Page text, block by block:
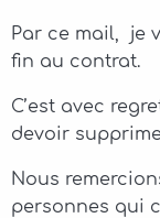
Par ce mail, je
fin au contrat.
C’est avec
devoir
Nous
personnes qui